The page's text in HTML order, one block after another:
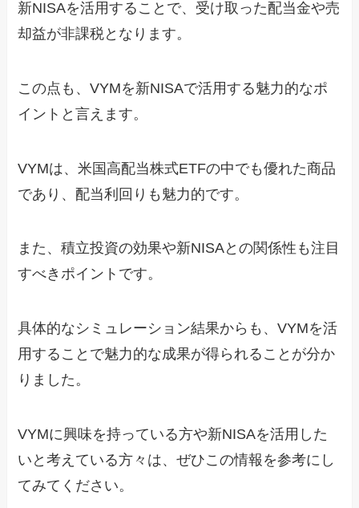
新NISAを活用することで、受け取った配当金や売
却益が非課税となります。
この点も、VYMを新NISAで活用する魅力的なポ
イントと言えます。
VYMは、米国高配当株式ETFの中でも優れた商品
であり、配当利回りも魅力的です。
また、積立投資の効果や新NISAとの関係性も注目
すべきポイントです。
具体的なシミュレーション結果からも、VYMを活
用することで魅力的な成果が得られることが分か
りました。
VYMに興味を持っている方や新NISAを活用した
いと考えている方々は、ぜひこの情報を参考にし
てみてください。